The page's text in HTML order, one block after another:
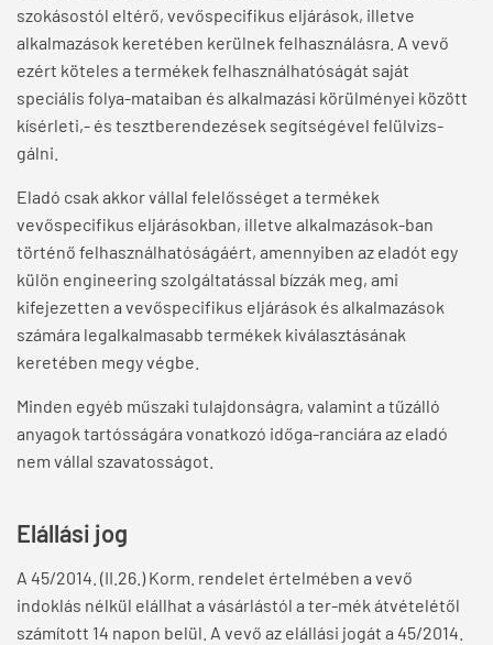
szokásostól eltérő, vevőspecifikus eljárások, illetve
alkalmazások keretében kerülnek felhasználásra. A vevő
ezért köteles a termékek felhasználhatóságát saját
speciális folya-mataiban és alkalmazási körülményei között
kísérleti,- és tesztberendezések segítségével felülvizs-
gálni.
Eladó csak akkor vállal felelősséget a termékek
vevőspecifikus eljárásokban, illetve alkalmazások-ban
történő felhasználhatóságáért, amennyiben az eladót egy
külön engineering szolgáltatással bízzák meg, ami
kifejezetten a vevőspecifikus eljárások és alkalmazások
számára legalkalmasabb termékek kiválasztásának
keretében megy végbe.
Minden egyéb műszaki tulajdonságra, valamint a tűzálló
anyagok tartósságára vonatkozó időga-ranciára az eladó
nem vállal szavatosságot.
Elállási jog
A 45/2014. (II.26.) Korm. rendelet értelmében a vevő
indoklás nélkül elállhat a vásárlástól a ter-mék átvételétől
számított 14 napon belül. A vevő az elállási jogát a 45/2014.